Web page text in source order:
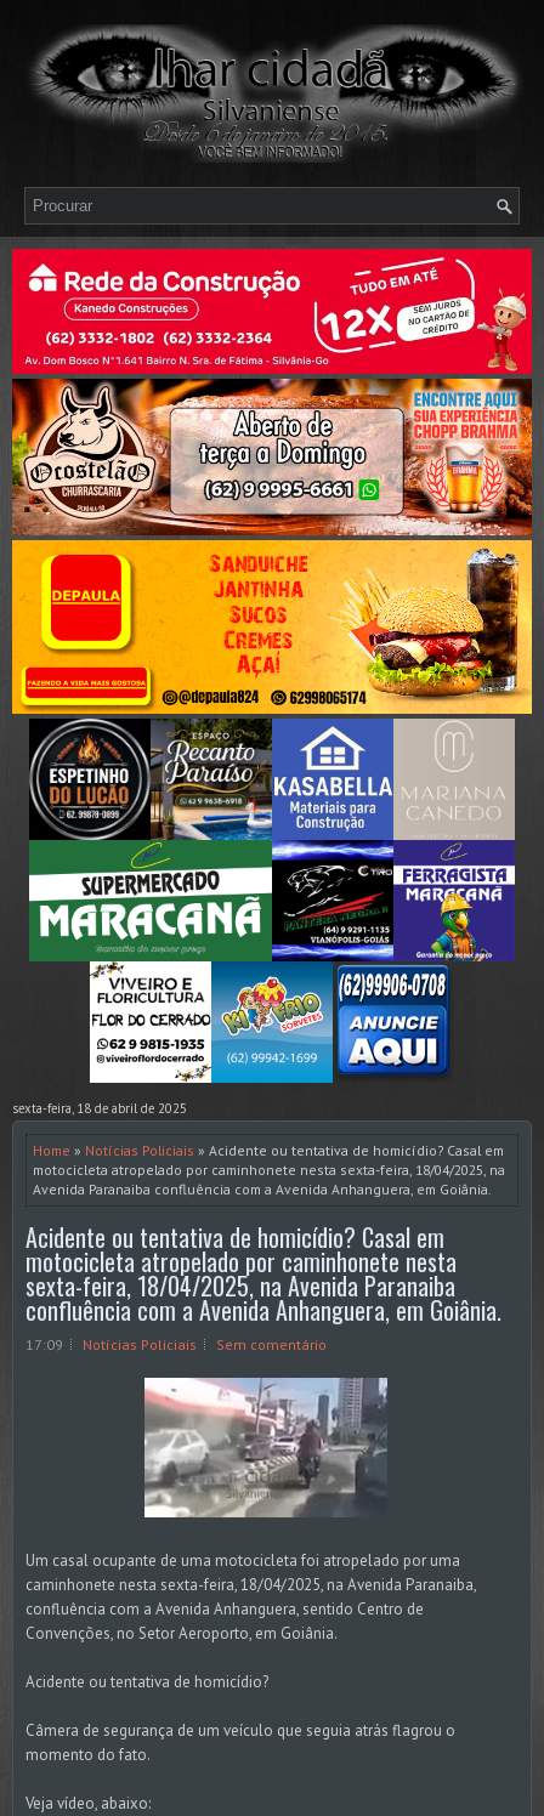
sexta-feira, 18 de abril de 2025
Home » Notícias Policiais » Acidente ou tentativa de homicídio? Casal em
motocicleta atropelado por caminhonete nesta sexta-feira, 18/04/2025, na
Avenida Paranaiba confluência com a Avenida Anhanguera, em Goiânia.
Acidente ou tentativa de homicídio? Casal em
motocicleta atropelado por caminhonete nesta
sexta-feira, 18/04/2025, na Avenida Paranaiba
confluência com a Avenida Anhanguera, em Goiânia.
17:09 Notícias Policiais Sem comentário
Um casal ocupante de uma motocicleta foi atropelado por uma
caminhonete nesta sexta-feira, 18/04/2025, na Avenida Paranaiba,
confluência com a Avenida Anhanguera, sentido Centro de
Convenções, no Setor Aeroporto, em Goiânia.
Acidente ou tentativa de homicídio?
Câmera de segurança de um veículo que seguia atrás flagrou o
momento do fato.
Veja vídeo, abaixo: